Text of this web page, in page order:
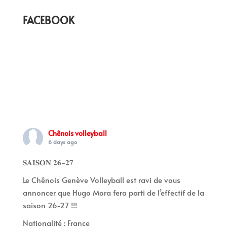
FACEBOOK
Chênois volleyball
6 days ago
𝐒𝐀𝐈𝐒𝐎𝐍 𝟐𝟔-𝟐𝟕
Le Chênois Genève Volleyball est ravi de vous
annoncer que Hugo Mora fera parti de l’effectif de la
saison 26-27 !!!
Nationalité : France